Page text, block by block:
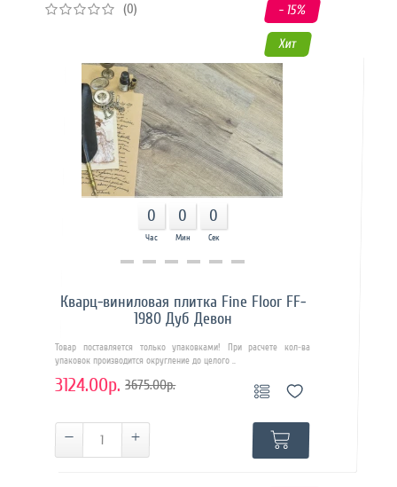
0
Час
0
Мин
0
Сек
(0) - 15%
Хит
Купить в 1 клик
Кварц-виниловая плитка Fine Floor FF-
1980 Дуб Девон
Товар поставляется только упаковками! При расчете кол-ва
упаковок производится округление до целого ..
3124.00р. 3675.00р.